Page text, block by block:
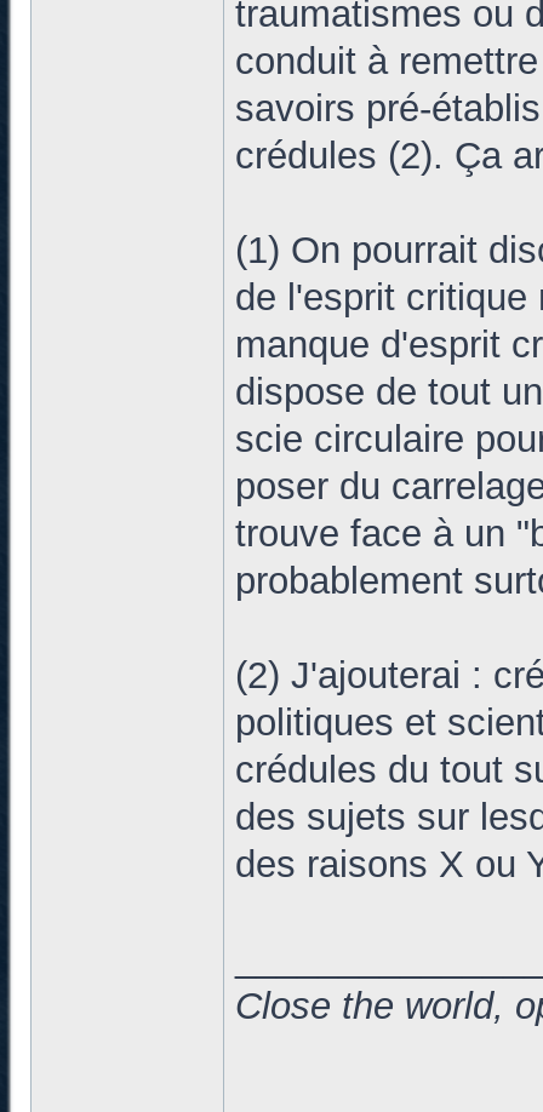
traumatismes ou
conduit à
savoirs pré-
crédules (2). Ça
(1) On pourrait
de l'esprit critique
manque d'esprit
dispose de tout
scie circulaire
poser du
trouve face à un
probablement
(2) J'ajouterai :
politiques et
crédules du tout
des sujets sur
des raisons X ou
Close the world,